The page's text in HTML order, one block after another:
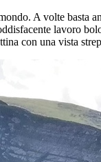
A volte
lavoro
con una vista